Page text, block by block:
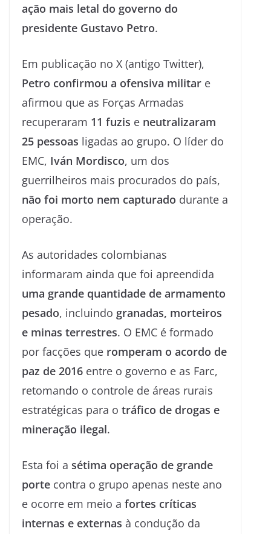
ação mais letal do governo do
presidente Gustavo Petro.
Em publicação no X (antigo Twitter),
Petro confirmou a ofensiva militar e
afirmou que as Forças Armadas
recuperaram 11 fuzis e neutralizaram
25 pessoas ligadas ao grupo. O líder do
EMC, Iván Mordisco, um dos
guerrilheiros mais procurados do país,
não foi morto nem capturado durante a
operação.
As autoridades colombianas
informaram ainda que foi apreendida
uma grande quantidade de armamento
pesado, incluindo granadas, morteiros
e minas terrestres. O EMC é formado
por facções que romperam o acordo de
paz de 2016 entre o governo e as Farc,
retomando o controle de áreas rurais
estratégicas para o tráfico de drogas e
mineração ilegal.
Esta foi a sétima operação de grande
porte contra o grupo apenas neste ano
e ocorre em meio a fortes críticas
internas e externas à condução da